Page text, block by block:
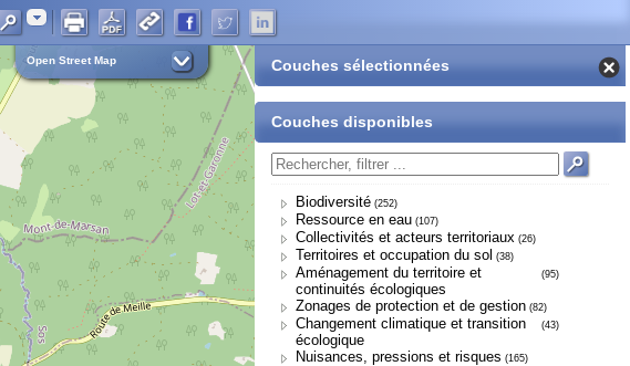
Adresse
Open Street Map Couches sélectionnées
Couches disponibles
Biodiversité (252)
Ressource en eau (107)
Collectivités et acteurs territoriaux (26)
Territoires et occupation du sol (38)
Aménagement du territoire et
continuités écologiques
(95)
Zonages de protection et de gestion (82)
Changement climatique et transition
écologique
(43)
Nuisances, pressions et risques (165)